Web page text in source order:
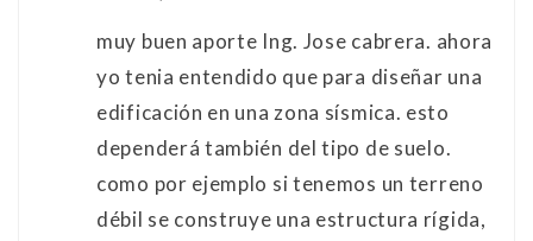
muy buen aporte Ing. Jose cabrera. ahora
yo tenia entendido que para diseñar una
edificación en una zona sísmica. esto
dependerá también del tipo de suelo.
como por ejemplo si tenemos un terreno
débil se construye una estructura rígida,